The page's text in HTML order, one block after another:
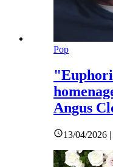
Pop
Angus
13/04/2026